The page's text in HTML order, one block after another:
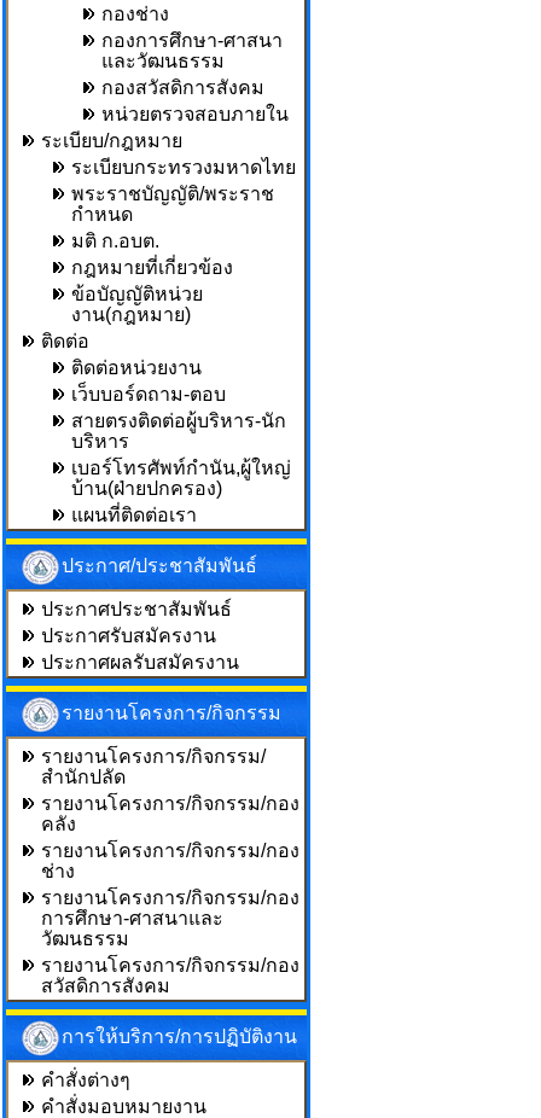
กองช่าง
กองการศึกษา-ศาสนา
และวัฒนธรรม
กองสวัสดิการสังคม
หน่วยตรวจสอบภายใน
ระเบียบ/กฎหมาย
ระเบียบกระทรวงมหาดไทย
พระราชบัญญัติ/พระราช
กำหนด
มติ ก.อบต.
กฎหมายที่เกี่ยวข้อง
ข้อบัญญัติหน่วย
งาน(กฎหมาย)
ติดต่อ
ติดต่อหน่วยงาน
เว็บบอร์ดถาม-ตอบ
สายตรงติดต่อผู้บริหาร-นัก
บริหาร
เบอร์โทรศัพท์กำนัน,ผู้ใหญ่
บ้าน(ฝ่ายปกครอง)
แผนที่ติดต่อเรา
ประกาศ/ประชาสัมพันธ์
ประกาศประชาสัมพันธ์
ประกาศรับสมัครงาน
ประกาศผลรับสมัครงาน
รายงานโครงการ/กิจกรรม
รายงานโครงการ/กิจกรรม/
สำนักปลัด
รายงานโครงการ/กิจกรรม/กอง
คลัง
รายงานโครงการ/กิจกรรม/กอง
ช่าง
รายงานโครงการ/กิจกรรม/กอง
การศึกษา-ศาสนาและ
วัฒนธรรม
รายงานโครงการ/กิจกรรม/กอง
สวัสดิการสังคม
การให้บริการ/การปฏิบัติงาน
คำสั่งต่างๆ
คำสั่งมอบหมายงาน